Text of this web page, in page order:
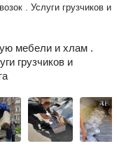
. Услуги грузчиков и
мебели и хлам .
грузчиков и